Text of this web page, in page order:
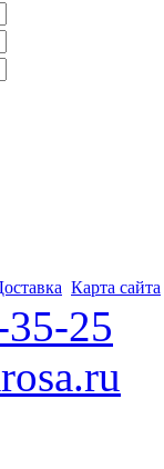
Карта сайта
25